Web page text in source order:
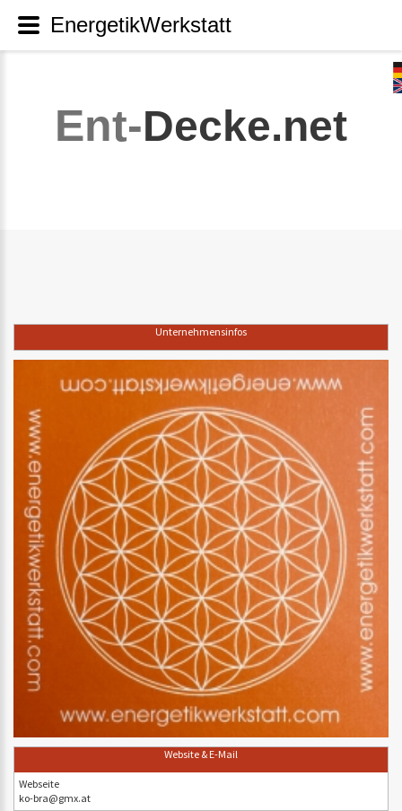
Ent-Decke.net
Unternehmensinfos
Website & E-Mail
Webseite
ko-bra@gmx.at
EnergetikWerkstatt